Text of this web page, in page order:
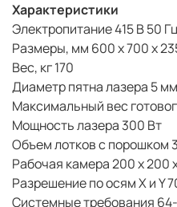
Характеристики
Электропитание 415 В 50
Размеры, мм 600 x 700 x
Вес, кг 170
Диаметр пятна лазера 5 мм
Максимальный вес
Мощность лазера 300 Вт
Объем лотков с порошком
Рабочая камера 200 x 200
Разрешение по осям X и Y
Системные требования